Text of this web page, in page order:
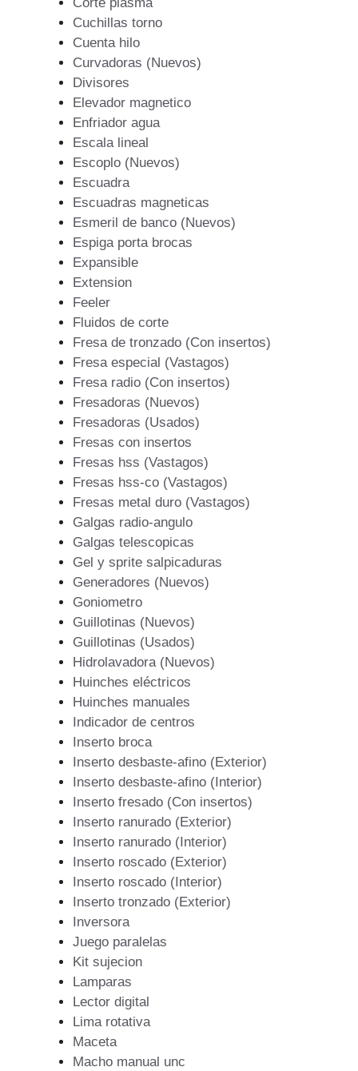
Corte plasma
Cuchillas torno
Cuenta hilo
Curvadoras (Nuevos)
Divisores
Elevador magnetico
Enfriador agua
Escala lineal
Escoplo (Nuevos)
Escuadra
Escuadras magneticas
Esmeril de banco (Nuevos)
Espiga porta brocas
Expansible
Extension
Feeler
Fluidos de corte
Fresa de tronzado (Con insertos)
Fresa especial (Vastagos)
Fresa radio (Con insertos)
Fresadoras (Nuevos)
Fresadoras (Usados)
Fresas con insertos
Fresas hss (Vastagos)
Fresas hss-co (Vastagos)
Fresas metal duro (Vastagos)
Galgas radio-angulo
Galgas telescopicas
Gel y sprite salpicaduras
Generadores (Nuevos)
Goniometro
Guillotinas (Nuevos)
Guillotinas (Usados)
Hidrolavadora (Nuevos)
Huinches eléctricos
Huinches manuales
Indicador de centros
Inserto broca
Inserto desbaste-afino (Exterior)
Inserto desbaste-afino (Interior)
Inserto fresado (Con insertos)
Inserto ranurado (Exterior)
Inserto ranurado (Interior)
Inserto roscado (Exterior)
Inserto roscado (Interior)
Inserto tronzado (Exterior)
Inversora
Juego paralelas
Kit sujecion
Lamparas
Lector digital
Lima rotativa
Maceta
Macho manual unc